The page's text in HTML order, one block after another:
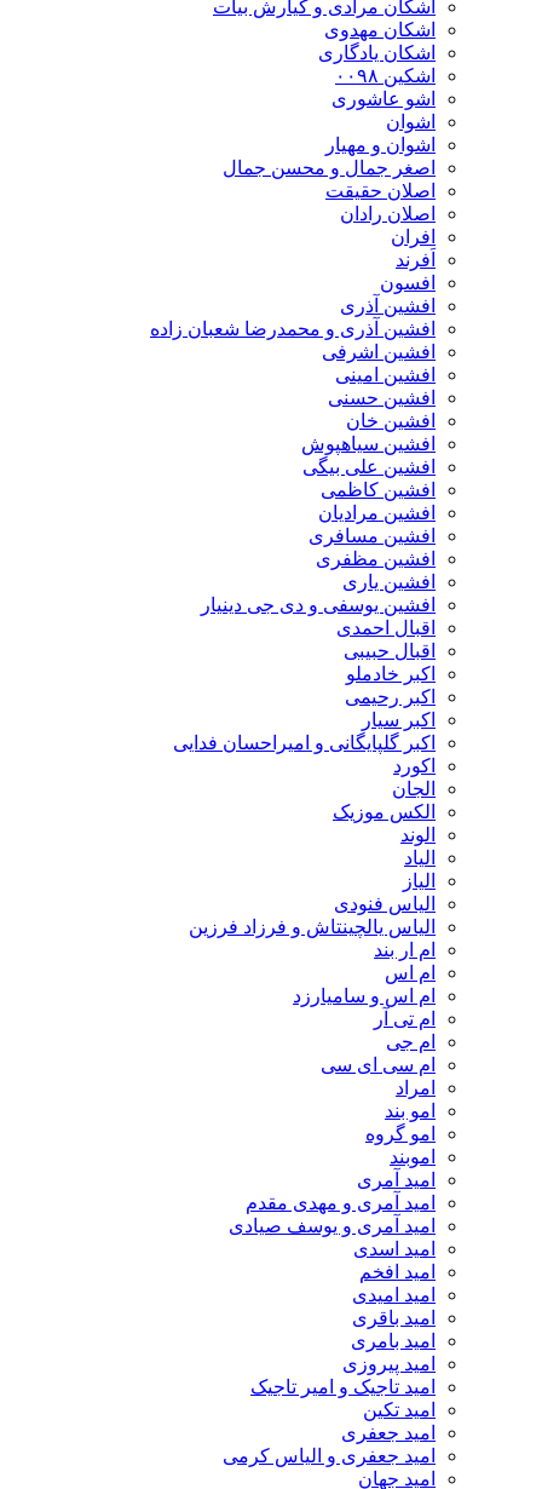
اشکان مرادی و کیارش بیات
اشکان مهدوی
اشکان یادگاری
اشکین ۰۰۹۸
اشو عاشوری
اشوان
اشوان و مهیار
اصغر جمال و محسن جمال
اصلان حقیقت
اصلان رادان
افران
اَفرند
افسون
افشین آذری
افشین آذری و محمدرضا شعبان زاده
افشین اشرفی
افشین امینی
افشین حسنی
افشین خان
افشین سیاهپوش
افشین علی بیگی
افشین کاظمی
افشین مرادیان
افشین مسافری
افشین مظفری
افشین یاری
افشین یوسفی و دی جی دینیار
اقبال احمدی
اقبال حبیبی
اکبر خادملو
اکبر رحیمی
اکبر سیار
اکبر گلپایگانی و امیراحسان فدایی
اکورد
الجان
الکس موزیک
الوند
الیاد
الیاز
الیاس فنودی
الیاس یالچینتاش و فرزاد فرزین
ام‌ ار بند
ام اس
ام اس و سامیارزد
ام تی آر
ام جی
ام سی ای سی
امراد
امو بند
امو گروه
اموبند
امید آمری
امید آمری و مهدی مقدم
امید آمری و یوسف صیادی
امید اسدی
امید افخم
امید امیدی
امید باقری
امید بامری
امید پیروزی
امید تاجیک و امیر تاجیک
امید تکین
امید جعفری
امید جعفری و الیاس کرمی
امید جهان